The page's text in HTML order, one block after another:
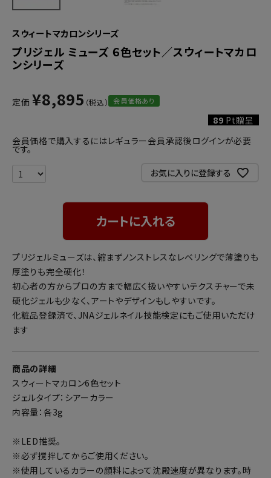
スウィートマカロンシリーズ
プリジェル ミューズ ６色セット／スウィートマカロ
ンシリーズ
定価 ¥8,895 会員価格あり
89 Pt贈呈
会員価格で購入するにはレギュラー会員承認後ログインが必要
です。
お気に入りに登録する
カートに入れる
プリジェルミューズは、縮まずノンストレスなレベリングで薄塗りも
厚塗りも完全硬化！
初心者の方からプロの方まで幅広く扱いやすいテクスチャーで未
硬化ジェルも少なく、アートやデザインもしやすいです。
化粧品登録済で、JNAジェルネイル技能検定にもご使用いただけ
ます
商品の詳細
スウィートマカロン6色セット
ジェルタイプ：シアーカラー
内容量：各3g
※LED推奨。
※必ず撹拌してからご使用ください。
※使用しているカラーの顔料によって沈殿速度が異なります。時